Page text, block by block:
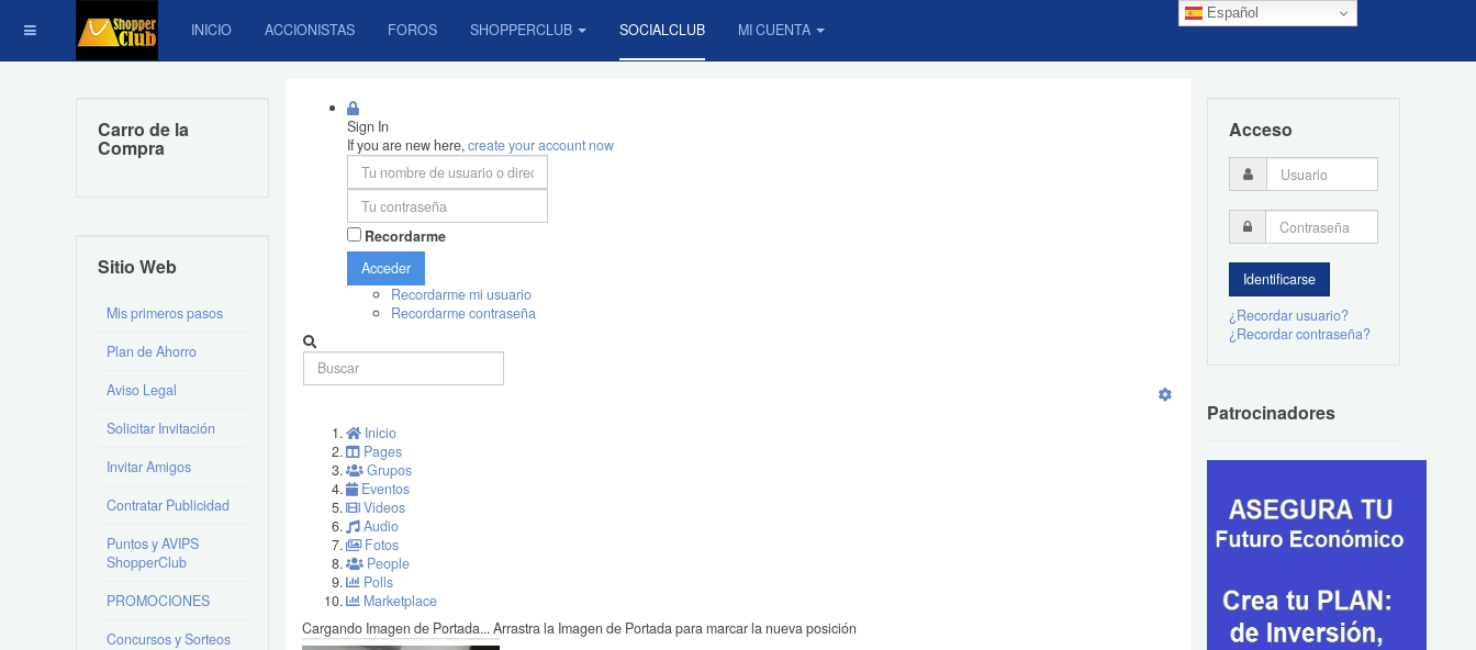
Español
INICIO ACCIONISTAS FOROS SHOPPERCLUB SOCIALCLUB MI CUENTA
Sign In
If you are new here,create your account now
Recordarme
Acceder
Recordarme mi usuario
Recordarme contraseña
Inicio
Pages
Grupos
Eventos
Videos
Audio
Fotos
People
Polls
Marketplace
Cargando Imagen de Portada...Arrastra la Imagen de Portada para marcar la nueva posición
Carro de la
Compra
Sitio Web
Mis primeros pasos
Plan de Ahorro
Aviso Legal
Solicitar Invitación
Invitar Amigos
Contratar Publicidad
Puntos y AVIPS
ShopperClub
PROMOCIONES
Concursos y Sorteos
Acceso
¿Recordar usuario?
¿Recordar contraseña?
Patrocinadores